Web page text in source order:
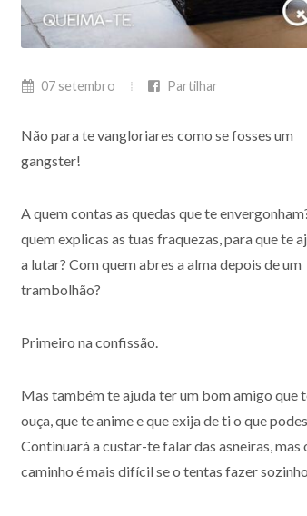
07 setembro Partilhar
Não para te vangloriares como se fosses um
gangster!
A quem contas as quedas que te
quem explicas as tuas fraquezas, para que te
a lutar? Com quem abres a alma depois de um
trambolhão?
Primeiro na confissão.
Mas também te ajuda ter um bom amigo que
ouça, que te anime e que exija de ti o que
Continuará a custar-te falar das asneiras, mas
caminho é mais difícil se o tentas fazer sozinho.